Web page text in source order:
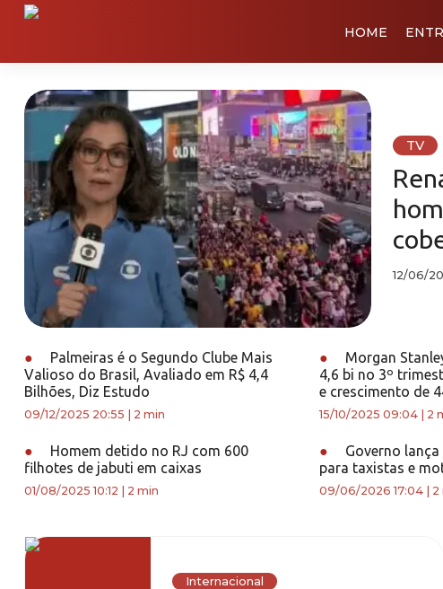
HOME
TV
12/06/
●
Palmeiras é o Segundo Clube Mais
Valioso do Brasil, Avaliado em R$ 4,4
Bilhões, Diz Estudo
09/12/2025 20:55 2 min
●
Morgan
4,6 bi no 3º
e crescimento de
15/10/2025 09:04| 2
●
Homem detido no RJ com 600
filhotes de jabuti em caixas
01/08/2025 10:12 2 min
●
Governo
para taxistas e
09/06/2026 17:04| 2
Internacional